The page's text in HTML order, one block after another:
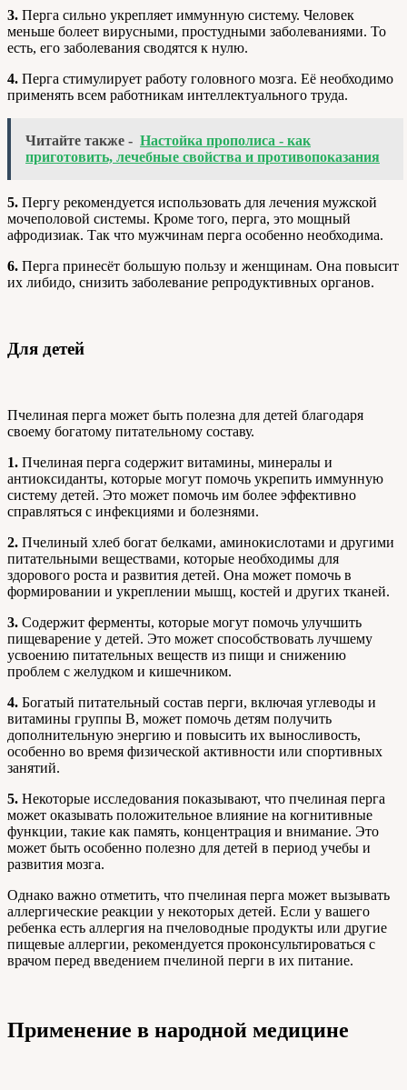
3. Перга сильно укрепляет иммунную систему. Человек
меньше болеет вирусными, простудными заболеваниями. То
есть, его заболевания сводятся к нулю.
4. Перга стимулирует работу головного мозга. Её необходимо
применять всем работникам интеллектуального труда.
Читайте также - Настойка прополиса - как
приготовить, лечебные свойства и противопоказания
5. Пергу рекомендуется использовать для лечения мужской
мочеполовой системы. Кроме того, перга, это мощный
афродизиак. Так что мужчинам перга особенно необходима.
6. Перга принесёт большую пользу и женщинам. Она повысит
их либидо, снизить заболевание репродуктивных органов.
Для детей
Пчелиная перга может быть полезна для детей благодаря
своему богатому питательному составу.
1. Пчелиная перга содержит витамины, минералы и
антиоксиданты, которые могут помочь укрепить иммунную
систему детей. Это может помочь им более эффективно
справляться с инфекциями и болезнями.
2. Пчелиный хлеб богат белками, аминокислотами и другими
питательными веществами, которые необходимы для
здорового роста и развития детей. Она может помочь в
формировании и укреплении мышц, костей и других тканей.
3. Содержит ферменты, которые могут помочь улучшить
пищеварение у детей. Это может способствовать лучшему
усвоению питательных веществ из пищи и снижению
проблем с желудком и кишечником.
4. Богатый питательный состав перги, включая углеводы и
витамины группы B, может помочь детям получить
дополнительную энергию и повысить их выносливость,
особенно во время физической активности или спортивных
занятий.
5. Некоторые исследования показывают, что пчелиная перга
может оказывать положительное влияние на когнитивные
функции, такие как память, концентрация и внимание. Это
может быть особенно полезно для детей в период учебы и
развития мозга.
Однако важно отметить, что пчелиная перга может вызывать
аллергические реакции у некоторых детей. Если у вашего
ребенка есть аллергия на пчеловодные продукты или другие
пищевые аллергии, рекомендуется проконсультироваться с
врачом перед введением пчелиной перги в их питание.
Применение в народной медицине